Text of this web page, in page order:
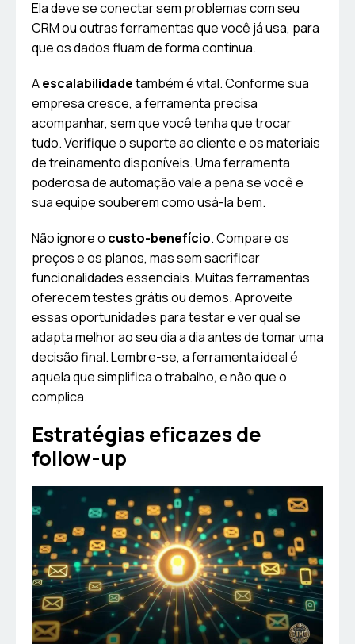
Ela deve se conectar sem problemas com seu
CRM ou outras ferramentas que você já usa, para
que os dados fluam de forma contínua.
Aescalabilidadetambém é vital. Conforme sua
empresa cresce, a ferramenta precisa
acompanhar, sem que você tenha que trocar
tudo. Verifique o suporte ao cliente e os materiais
de treinamento disponíveis. Uma ferramenta
poderosa de automação vale a pena se você e
sua equipe souberem como usá-la bem.
Não ignore o custo-benefício. Compare os
preços e os planos, mas sem sacrificar
funcionalidades essenciais. Muitas ferramentas
oferecem testes grátis ou demos. Aproveite
essas oportunidades para testar e ver qual se
adapta melhor ao seu dia a dia antes de tomar uma
decisão final. Lembre-se, a ferramenta ideal é
aquela que simplifica o trabalho, e não que o
complica.
Estratégias eficazes de
follow-up